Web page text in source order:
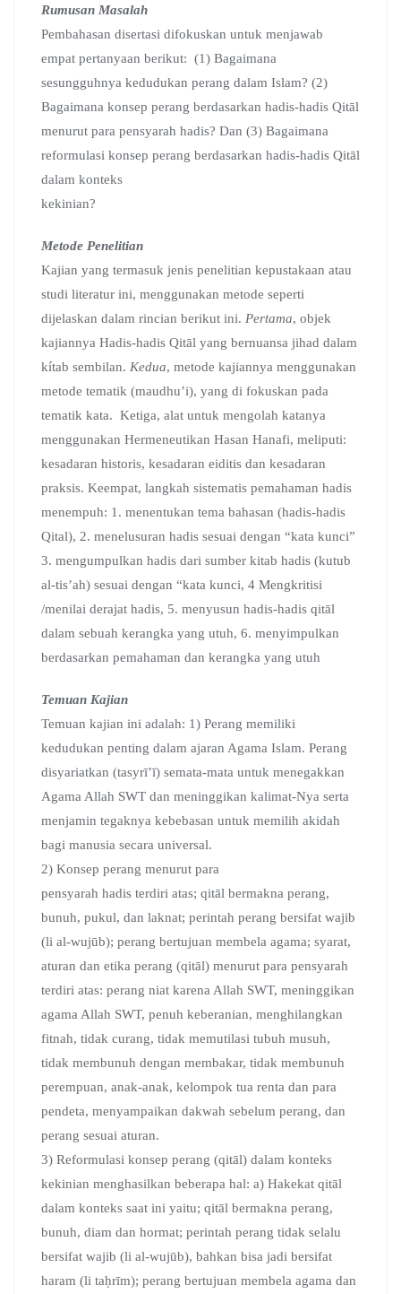
Rumusan Masalah
Pembahasan disertasi difokuskan untuk menjawab
empat pertanyaan berikut: (1) Bagaimana
sesungguhnya kedudukan perang dalam Islam? (2)
Bagaimana konsep perang berdasarkan hadis-hadis Qitāl
menurut para pensyarah hadis? Dan (3) Bagaimana
reformulasi konsep perang berdasarkan hadis-hadis Qitāl
dalam konteks
kekinian?
Metode Penelitian
Kajian yang termasuk jenis penelitian kepustakaan atau
studi literatur ini, menggunakan metode seperti
dijelaskan dalam rincian berikut ini. Pertama, objek
kajiannya Hadis-hadis Qitāl yang bernuansa jihad dalam
kítab sembilan. Kedua, metode kajiannya menggunakan
metode tematik (maudhu’i), yang di fokuskan pada
tematik kata. Ketiga, alat untuk mengolah katanya
menggunakan Hermeneutikan Hasan Hanafi, meliputi:
kesadaran historis, kesadaran eiditis dan kesadaran
praksis. Keempat, langkah sistematis pemahaman hadis
menempuh: 1. menentukan tema bahasan (hadis-hadis
Qital), 2. menelusuran hadis sesuai dengan “kata kunci”
3. mengumpulkan hadis dari sumber kitab hadis (kutub
al-tis’ah) sesuai dengan “kata kunci, 4 Mengkritisi
/menilai derajat hadis, 5. menyusun hadis-hadis qitāl
dalam sebuah kerangka yang utuh, 6. menyimpulkan
berdasarkan pemahaman dan kerangka yang utuh
Temuan Kajian
Temuan kajian ini adalah: 1) Perang memiliki
kedudukan penting dalam ajaran Agama Islam. Perang
disyariatkan (tasyrī’ī) semata-mata untuk menegakkan
Agama Allah SWT dan meninggikan kalimat-Nya serta
menjamin tegaknya kebebasan untuk memilih akidah
bagi manusia secara universal.
2) Konsep perang menurut para
pensyarah hadis terdiri atas; qitāl bermakna perang,
bunuh, pukul, dan laknat; perintah perang bersifat wajib
(li al-wujūb); perang bertujuan membela agama; syarat,
aturan dan etika perang (qitāl) menurut para pensyarah
terdiri atas: perang niat karena Allah SWT, meninggikan
agama Allah SWT, penuh keberanian, menghilangkan
fitnah, tidak curang, tidak memutilasi tubuh musuh,
tidak membunuh dengan membakar, tidak membunuh
perempuan, anak-anak, kelompok tua renta dan para
pendeta, menyampaikan dakwah sebelum perang, dan
perang sesuai aturan.
3) Reformulasi konsep perang (qitāl) dalam konteks
kekinian menghasilkan beberapa hal: a) Hakekat qitāl
dalam konteks saat ini yaitu; qitāl bermakna perang,
bunuh, diam dan hormat; perintah perang tidak selalu
bersifat wajib (li al-wujūb), bahkan bisa jadi bersifat
haram (li taḥrīm); perang bertujuan membela agama dan